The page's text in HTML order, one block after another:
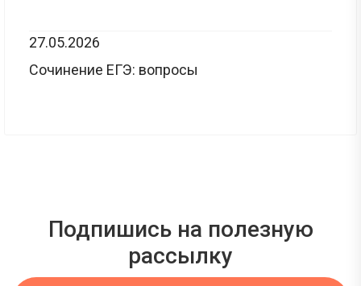
27.05.2026
Сочинение ЕГЭ: вопросы
Подпишись на полезную
рассылку